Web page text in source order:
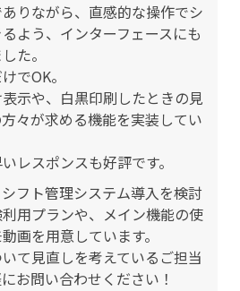
りながら、直感的な操作でシ
よう、インターフェースにも
た。
でOK。
示や、白黒印刷したときの見
々が求める機能を実装してい
レスポンスも好評です。
フト管理システム導入を検討
用プランや、メイン機能の使
画を用意しています。
て見直しを考えているご担当
お問い合わせください！